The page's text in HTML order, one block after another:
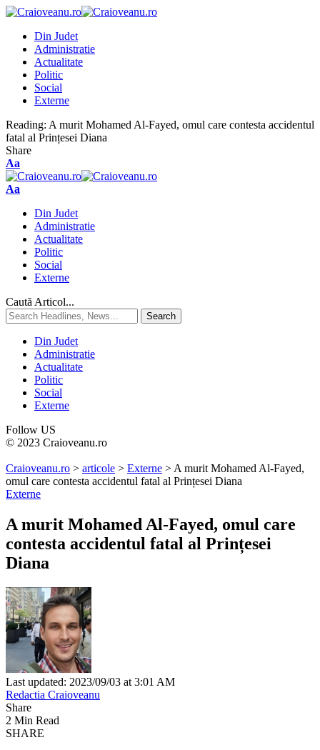
Din Judet
Administratie
Actualitate
Politic
Social
Externe
Reading: A murit Mohamed Al-Fayed, omul care contesta accidentul
fatal al Prințesei Diana
Share
Aa
Aa
Din Judet
Administratie
Actualitate
Politic
Social
Externe
Caută Articol...
Din Judet
Administratie
Actualitate
Politic
Social
Externe
Follow US
© 2023 Craioveanu.ro
Craioveanu.ro > articole > Externe > A murit Mohamed Al-Fayed,
omul care contesta accidentul fatal al Prințesei Diana
Externe
A murit Mohamed Al-Fayed, omul care
contesta accidentul fatal al Prințesei
Diana
Last updated: 2023/09/03 at 3:01 AM
Redactia Craioveanu
Share
2 Min Read
SHARE